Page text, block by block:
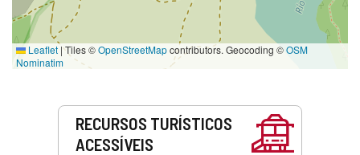
Leaflet |Tiles ©OpenStreetMapcontributors. Geocoding ©OSM
Nominatim
RECURSOS TURÍSTICOS
ACESSÍVEIS